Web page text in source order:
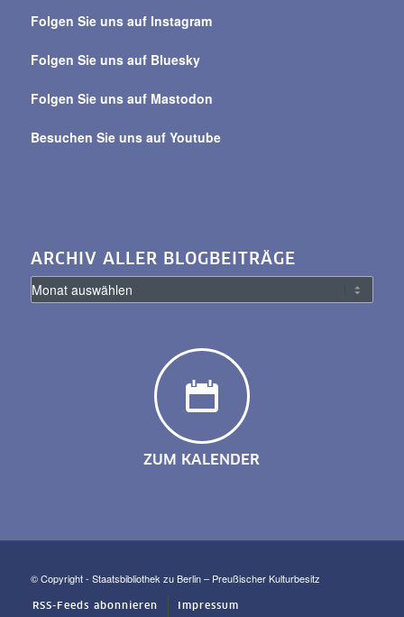
alle
Folgen Sie uns auf Instagram
Folgen Sie uns auf Bluesky
Folgen Sie uns auf Mastodon
Besuchen Sie uns auf Youtube
ARCHIV ALLER BLOGBEITRÄGE
ZUM KALENDER
© Copyright - Staatsbibliothek zu Berlin – Preußischer Kulturbesitz
RSS-Feeds abonnieren Impressum